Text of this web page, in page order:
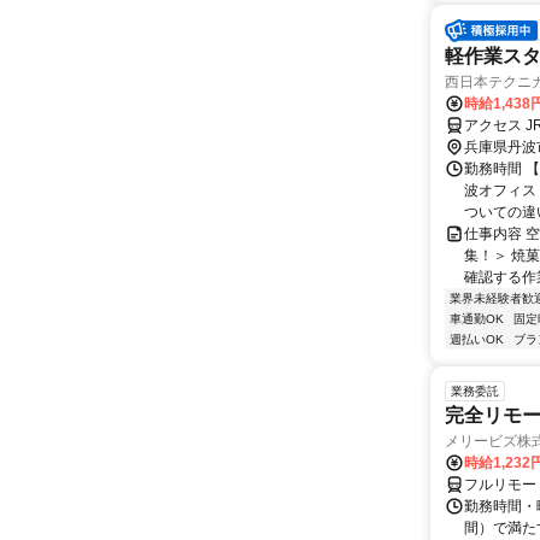
軽作業ス
西日本テクニ
時給1,438
アクセス
兵庫県丹波
勤務時間
波オフィ
ついての
仕事内容
集！＞ 焼
確認する
業界未経験者歓
車通勤OK
固
週払いOK
ブ
業務委託
完全リモ
メリービズ株
時給1,232
フルリモー
勤務時間
間）で満